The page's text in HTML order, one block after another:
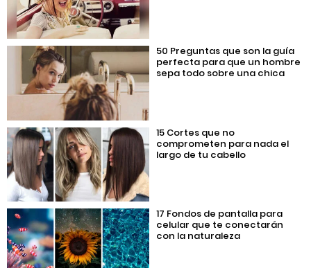
50 Preguntas que son la guía
perfecta para que un hombre
sepa todo sobre una chica
15 Cortes que no
comprometen para nada el
largo de tu cabello
17 Fondos de pantalla para
celular que te conectarán
con la naturaleza